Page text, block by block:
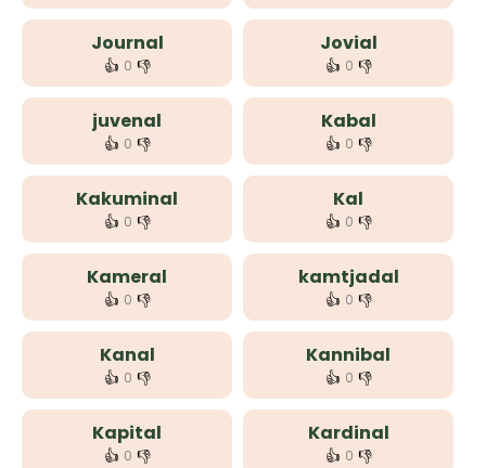
Journal
👍 0 👎
Jovial
👍 0 👎
juvenal
👍 0 👎
Kabal
👍 0 👎
Kakuminal
👍 0 👎
Kal
👍 0 👎
Kameral
👍 0 👎
kamtjadal
👍 0 👎
Kanal
👍 0 👎
Kannibal
👍 0 👎
Kapital
👍 0 👎
Kardinal
👍 0 👎